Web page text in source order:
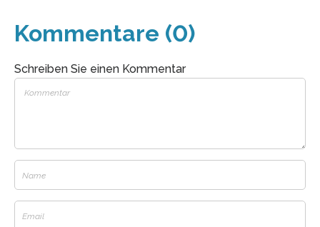
Kommentare (0)
Schreiben Sie einen Kommentar